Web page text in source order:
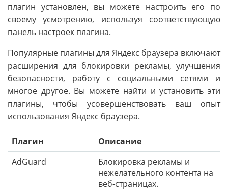
плагин установлен, вы можете настроить его по
своему усмотрению, используя соответствующую
панель настроек плагина.
Популярные плагины для Яндекс браузера включают
расширения для блокировки рекламы, улучшения
безопасности, работу с социальными сетями и
многое другое. Вы можете найти и установить эти
плагины, чтобы усовершенствовать ваш опыт
использования Яндекс браузера.
Плагин
Описание
AdGuard
Блокировка рекламы и
нежелательного контента на
веб-страницах.